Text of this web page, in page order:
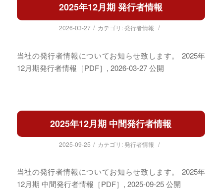
2025年12月期 発行者情報
2026-03-27 / カテゴリ:発行者情報 /
当社の発行者情報についてお知らせ致します。 2025年
12月期発行者情報［PDF］, 2026-03-27 公開
2025年12月期 中間発行者情報
2025-09-25 / カテゴリ:発行者情報 /
当社の発行者情報についてお知らせ致します。 2025年
12月期 中間発行者情報［PDF］, 2025-09-25 公開